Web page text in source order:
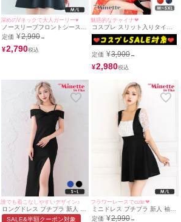
深めのVネックで大人ガーリー♥
ノースリーブフロントシースル
ーウエストリボンプチプラフレ
アミニドレス (Mサイズ/Lサイ
ズ)(せいせい/キャバドレス着
用)[myMinette/マイミネット]
定価 ¥2,990→
¥2,790
魅惑的なチャイナ❤︎
コスプレ スリット入りタイト
ロングプチプラセクシーチャイ
ナドレス [1点セット] (チャイナ
服)(S～XXXXXL)
定価 ¥3,900→
¥2,980
誰でも着こなしやすいデザイン♪
ロングドレス プチプラ 新人 タ
イト オフショル スリット セク
SALE&半額クーポン対象
フラワーレースでcute❤︎
ミニドレス プチプラ 新人 袖あ
り ワンピース 半袖 レース レ
定価 ¥2,990→